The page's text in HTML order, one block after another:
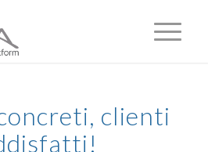
clienti